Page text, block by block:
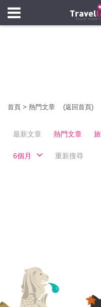
首頁 > 熱門文章 (返回首頁)
最新文章 熱門文章
6個月 重新搜尋